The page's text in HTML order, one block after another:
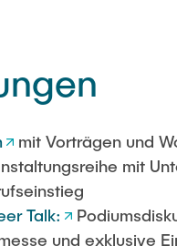
mit Vorträgen und
mit
Talk:
und exklusive